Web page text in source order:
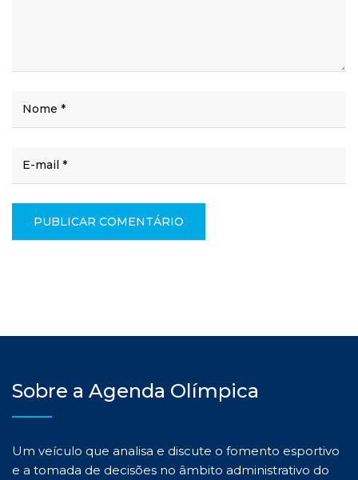
Sobre a Agenda Olímpica
Um veículo que analisa e discute o fomento esportivo
e a tomada de decisões no âmbito administrativo do